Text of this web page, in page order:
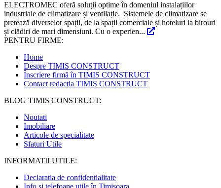
ELECTROMEC oferă soluții optime în domeniul instalațiilor
industriale de climatizare și ventilație. Sistemele de climatizare se
pretează diverselor spații, de la spații comerciale și hoteluri la birouri
și clădiri de mari dimensiuni. Cu o experien...
PENTRU FIRME:
Home
Despre TIMIS CONSTRUCT
Înscriere firmă în TIMIS CONSTRUCT
Contact redacția TIMIS CONSTRUCT
BLOG TIMIS CONSTRUCT:
Noutati
Imobiliare
Articole de specialitate
Sfaturi Utile
INFORMATII UTILE:
Declaratia de confidentialitate